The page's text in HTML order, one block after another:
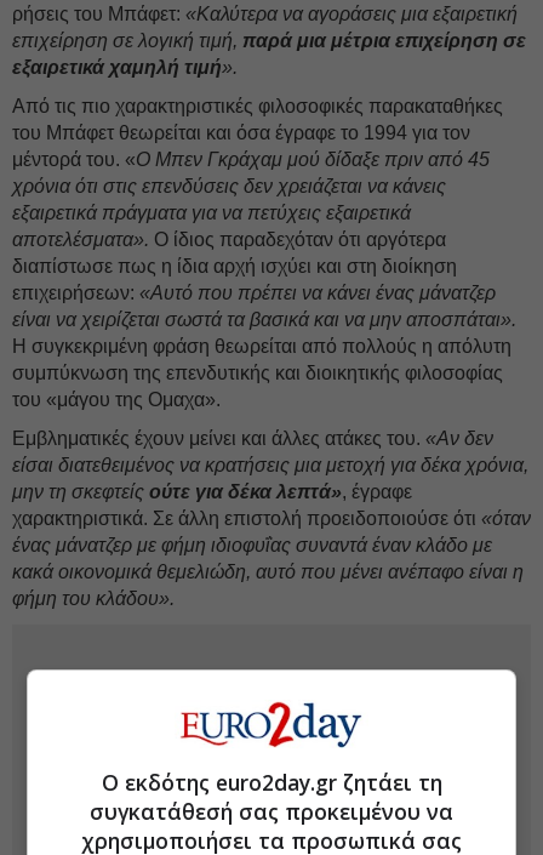
ρήσεις του Μπάφετ: «Καλύτερα να αγοράσεις μια εξαιρετική
επιχείρηση σε λογική τιμή, παρά μια μέτρια επιχείρηση σε
εξαιρετικά χαμηλή τιμή».
Από τις πιο χαρακτηριστικές φιλοσοφικές παρακαταθήκες
του Μπάφετ θεωρείται και όσα έγραφε το 1994 για τον
μέντορά του. «Ο Μπεν Γκράχαμ μού δίδαξε πριν από 45
χρόνια ότι στις επενδύσεις δεν χρειάζεται να κάνεις
εξαιρετικά πράγματα για να πετύχεις εξαιρετικά
αποτελέσματα». Ο ίδιος παραδεχόταν ότι αργότερα
διαπίστωσε πως η ίδια αρχή ισχύει και στη διοίκηση
επιχειρήσεων: «Αυτό που πρέπει να κάνει ένας μάνατζερ
είναι να χειρίζεται σωστά τα βασικά και να μην αποσπάται».
Η συγκεκριμένη φράση θεωρείται από πολλούς η απόλυτη
συμπύκνωση της επενδυτικής και διοικητικής φιλοσοφίας
του «μάγου της Ομαχα».
Εμβληματικές έχουν μείνει και άλλες ατάκες του. «Αν δεν
είσαι διατεθειμένος να κρατήσεις μια μετοχή για δέκα χρόνια,
μην τη σκεφτείς ούτε για δέκα λεπτά», έγραφε
χαρακτηριστικά. Σε άλλη επιστολή προειδοποιούσε ότι «όταν
ένας μάνατζερ με φήμη ιδιοφυΐας συναντά έναν κλάδο με
κακά οικονομικά θεμελιώδη, αυτό που μένει ανέπαφο είναι η
φήμη του κλάδου».
Ο εκδότης euro2day.gr ζητάει τη
συγκατάθεσή σας προκειμένου να
χρησιμοποιήσει τα προσωπικά σας